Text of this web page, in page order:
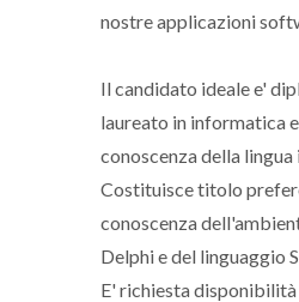
nostre applicazioni
Il candidato ideale e'
laureato in informatica
conoscenza della lingua
Costituisce titolo
conoscenza
Delphi e del linguaggio
E' richiesta disponibilità